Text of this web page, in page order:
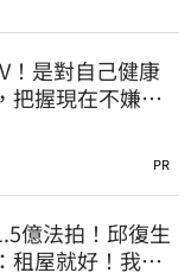
！是對自己健康
把握現在不嫌
PR
億法拍！邱復生
租屋就好！我還